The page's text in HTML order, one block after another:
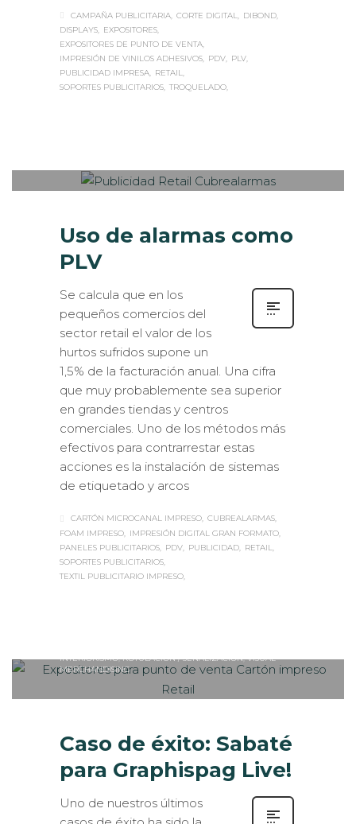
CAMPAÑA PUBLICITARIA CORTE DIGITAL
DIBOND
DISPLAYS
EXPOSITORES
EXPOSITORES DE PUNTO DE VENTA
IMPRESIÓN DE VINILOS ADHESIVOS
PDV
PLV
PUBLICIDAD IMPRESA
RETAIL
SOPORTES PUBLICITARIOS TROQUELADO
Uso de alarmas como
PLV
Se calcula que en los
pequeños comercios del
sector retail el valor de los
hurtos sufridos supone un
1,5% de la facturación anual. Una cifra
que muy probablemente sea superior
en grandes tiendas y centros
comerciales. Uno de los métodos más
efectivos para contrarrestar estas
acciones es la instalación de sistemas
de etiquetado y arcos
CARTÓN MICROCANAL IMPRESO CUBREALARMAS
FOAM IMPRESO
IMPRESIÓN DIGITAL GRAN FORMATO
PANELES PUBLICITARIOS
PDV PUBLICIDAD
RETAIL
SOPORTES PUBLICITARIOS
TEXTIL PUBLICITARIO IMPRESO
INTERIORISMO,ROTULACIÓN / SEÑALIZACIÓN,VISUAL
MERCHANDISING
Caso de éxito: Sabaté
para Graphispag Live!
Uno de nuestros últimos